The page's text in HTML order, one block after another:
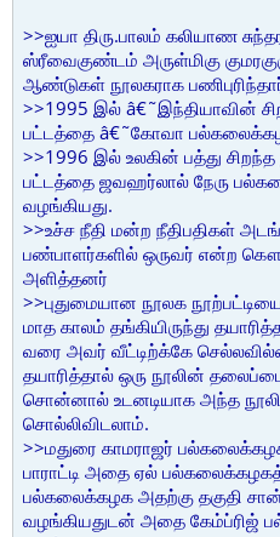
>>ஐயா திரு.பாலம் கலியாண
ஸ்ரீவைகுண்டம் அருள்மிகு
ஆண்டுகள் நூலகராக
>>1995 இல் â€˜இந்தியாவின்
பட்டத்தை â€˜கோவா
>>1996 இல் உலகின் பத்து
பட்டத்தை ஜவஹர்லால் நேரு
வழங்கியது.
>>உச்ச நீதி மன்ற நீதிபதிகள்
பண்பாளர்களில் ஒருவர் என்ற
அளித்தனர்
>>புதுமையான நூலக
மாத காலம் தங்கியிருந்து
வரை அவர் வீட்டிற்க்கே
தயாரித்தால் ஒரு நூலின்
சொன்னால் உடனடியாக அந்த
சொல்லிவிடலாம்.
>>மதுரை காமராஜர்
பாராட்டி அதை ஏல்
பல்கலைக்கழக அதற்கு தகுதி
வழங்கியதுடன் அதை கேம்ப்ரிஜ்